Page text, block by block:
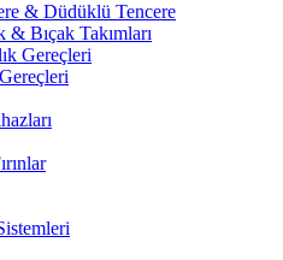
& Düdüklü Tencere
& Bıçak Takımları
Gereçleri